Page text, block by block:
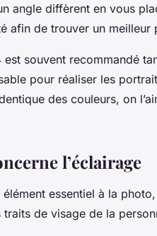
angle diffèrent en vous
afin de trouver un meilleur
est souvent recommandé
pour réaliser les
des couleurs, on
l’éclairage
élément essentiel à la
de visage de la